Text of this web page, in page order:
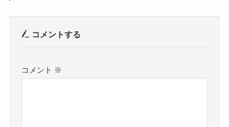
コメントする
コメント ※